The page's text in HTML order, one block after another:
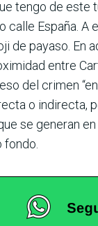
tengo de
calle España.
de payaso.
entre
del crimen
o indirecta,
se generan